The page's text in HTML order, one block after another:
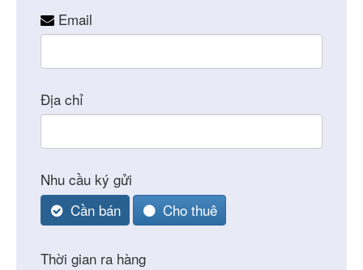
Email
Địa chỉ
Nhu cầu ký gửi
Cần bán
Cho thuê
Thời gian ra hàng